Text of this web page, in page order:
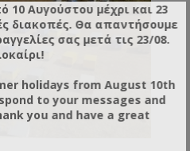
10 Αυγούστου μέχρι και 23
διακοπές. Θα απαντήσουμε
σας μετά τις 23/08.
holidays from August 10th
to your messages and
you and have a great